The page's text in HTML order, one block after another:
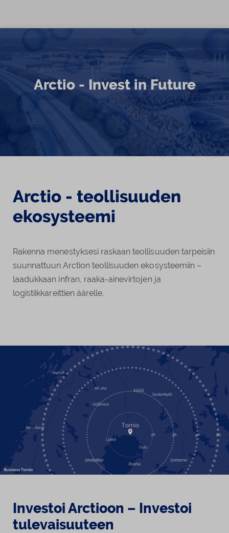
Arctio - Invest in Future
Arctio - teollisuuden
ekosysteemi
Rakenna menestyksesi raskaan teollisuuden tarpeisiin
suunnattuun Arction teollisuuden ekosysteemiin –
laadukkaan infran, raaka-ainevirtojen ja
logistiikkareittien äärelle.
Investoi Arctioon – Investoi
tulevaisuuteen